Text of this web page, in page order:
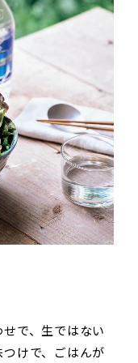
で、生ではない
けで、ごはんが